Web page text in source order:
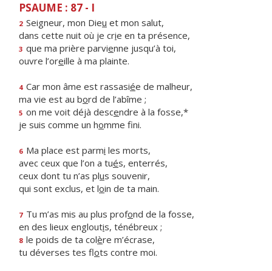
PSAUME : 87 - I
2 Seigneur, mon Dieu et mon salut,
dans cette nuit où je crie en ta présence,
3 que ma prière parvienne jusqu’à toi,
ouvre l’oreille à ma plainte.
4 Car mon âme est rassasiée de malheur,
ma vie est au bord de l’abîme ;
5 on me voit déjà descendre à la fosse,*
je suis comme un homme fini.
6 Ma place est parmi les morts,
avec ceux que l’on a tués, enterrés,
ceux dont tu n’as plus souvenir,
qui sont exclus, et loin de ta main.
7 Tu m’as mis au plus profond de la fosse,
en des lieux engloutis, ténébreux ;
8 le poids de ta colère m’écrase,
tu déverses tes flots contre moi.